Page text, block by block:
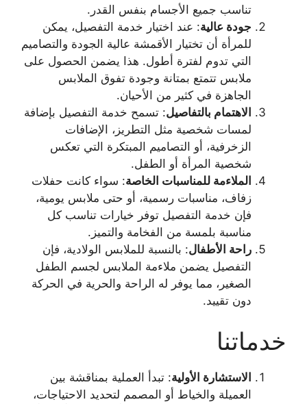
تناسب جميع الأجسام بنفس القدر.
جودة عالية: عند اختيار خدمة التفصيل، يمكن
للمرأة أن تختيار الأقمشة عالية الجودة والتصاميم
التي تدوم لفترة أطول. هذا يضمن الحصول على
ملابس تتمتع بمتانة وجودة تفوق الملابس
الجاهزة في كثير من الأحيان.
الاهتمام بالتفاصيل: تسمح خدمة التفصيل بإضافة
لمسات شخصية مثل التطريز، الإضافات
الزخرفية، أو التصاميم المبتكرة التي تعكس
شخصية المرأة أو الطفل.
الملاءمة للمناسبات الخاصة: سواء كانت حفلات
زفاف، مناسبات رسمية، أو حتى ملابس يومية،
فإن خدمة التفصيل توفر خيارات تناسب كل
مناسبة بلمسة من الفخامة والتميز.
راحة الأطفال: بالنسبة للملابس الولادية، فإن
التفصيل يضمن ملاءمة الملابس لجسم الطفل
الصغير، مما يوفر له الراحة والحرية في الحركة
دون تقييد.
خدماتنا
الاستشارة الأولية: تبدأ العملية بمناقشة بين
العميلة والخياط أو المصمم لتحديد الاحتياجات،